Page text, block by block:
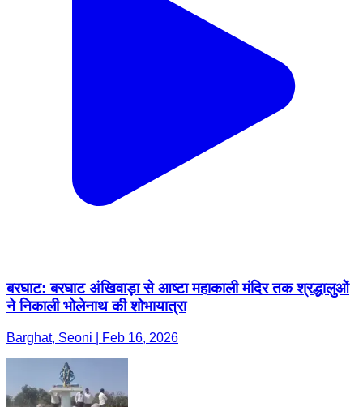
बरघाट: बरघाट अंखिवाड़ा से आष्टा महाकाली मंदिर तक श्रद्धालुओं
ने निकाली भोलेनाथ की शोभायात्रा
Barghat, Seoni | Feb 16, 2026